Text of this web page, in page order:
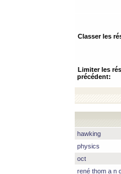
Classer les
Limiter les
précédent:
hawking
physics
oct
rené thom a n